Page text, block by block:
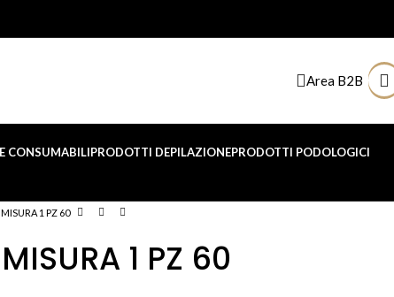
Area B2B
CONSUMABILIPRODOTTI DEPILAZIONEPRODOTTI PODOLOGICI
1 PZ 60
1 PZ 60